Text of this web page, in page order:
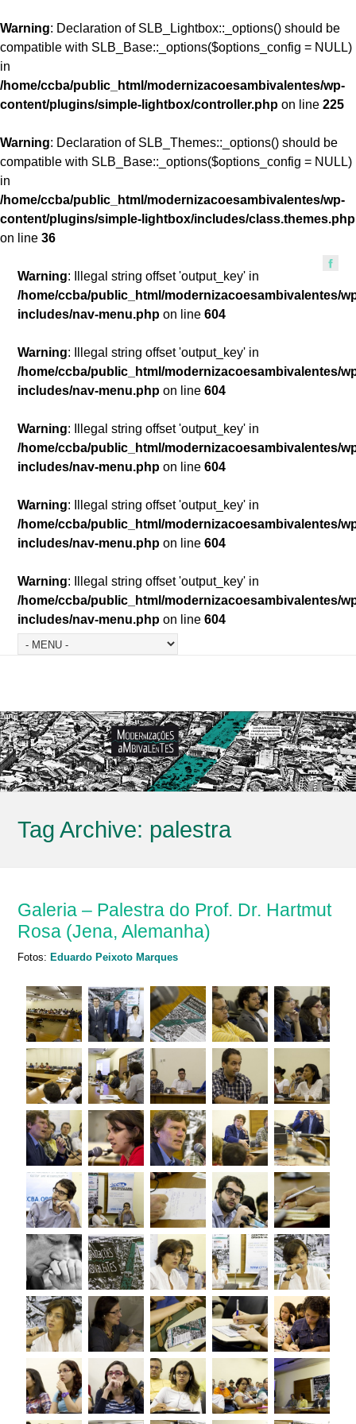
Warning: Declaration of SLB_Lightbox::_options() should be
compatible with SLB_Base::_options($options_config = NULL)
in
/home/ccba/public_html/modernizacoesambivalentes/wp-
content/plugins/simple-lightbox/controller.php on line 225
Warning: Declaration of SLB_Themes::_options() should be
compatible with SLB_Base::_options($options_config = NULL)
in
/home/ccba/public_html/modernizacoesambivalentes/wp-
content/plugins/simple-lightbox/includes/class.themes.php
on line 36
Warning: Illegal string offset 'output_key' in
/home/ccba/public_html/modernizacoesambivalentes/
includes/nav-menu.php on line604
Warning: Illegal string offset 'output_key' in
/home/ccba/public_html/modernizacoesambivalentes/
includes/nav-menu.php on line604
Warning: Illegal string offset 'output_key' in
/home/ccba/public_html/modernizacoesambivalentes/
includes/nav-menu.php on line604
Warning: Illegal string offset 'output_key' in
/home/ccba/public_html/modernizacoesambivalentes/
includes/nav-menu.php on line604
Warning: Illegal string offset 'output_key' in
/home/ccba/public_html/modernizacoesambivalentes/
includes/nav-menu.php on line604
Tag Archive: palestra
Galeria – Palestra do Prof. Dr. Hartmut
Rosa (Jena, Alemanha)
Fotos: Eduardo Peixoto Marques